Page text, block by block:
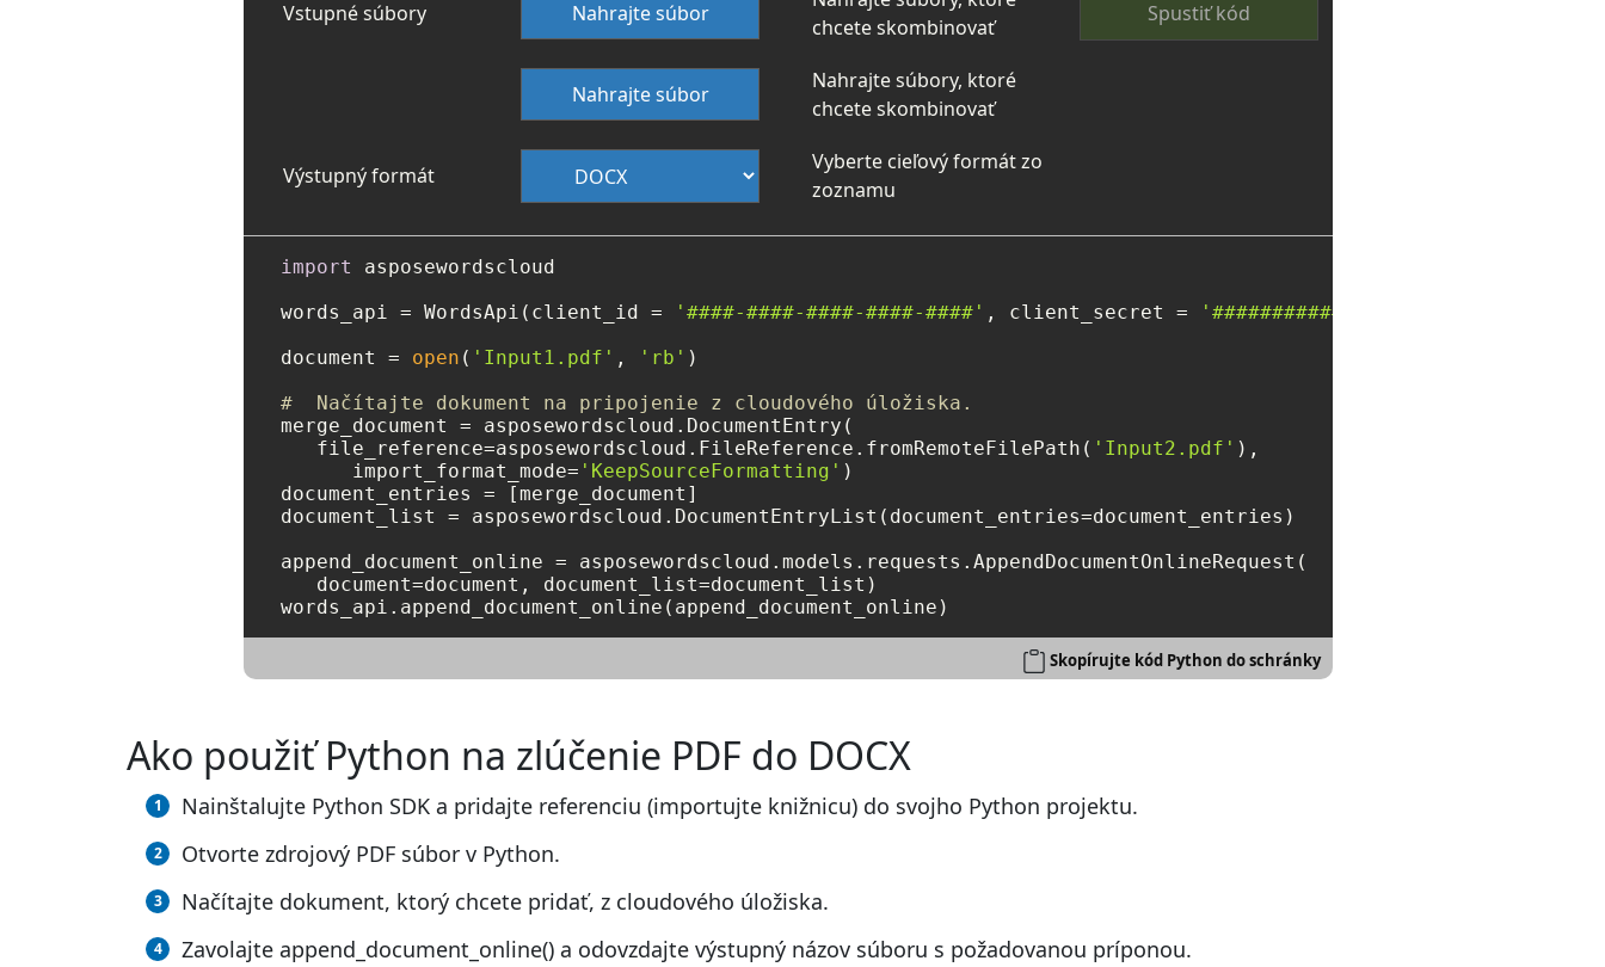
Vstupné súbory Nahrajte súbor
chcete skombinovať
Spustiť kód
Nahrajte súbor
Nahrajte súbory, ktoré
chcete skombinovať
Výstupný formát
Vyberte cieľový formát zo
zoznamu
import
asposewordscloud
words_api = WordsApi(client_id =
'####-####-####-####-####' , client_secret = '##################'
document = open ( 'Input1.pdf' , 'rb' )
#  Načítajte dokument na pripojenie z cloudového úložiska.
merge_document = asposewordscloud.DocumentEntry(
   file_reference=asposewordscloud.FileReference.fromRemoteFilePath(
'Input2.pdf' ),
      import_format_mode=
'KeepSourceFormatting' )
document_entries = [merge_document]
document_list = asposewordscloud.DocumentEntryList(document_entries=document_entries)
append_document_online = asposewordscloud.models.requests.AppendDocumentOnlineRequest(
   document=document, document_list=document_list)
Skopírujte kód Python do schránky
Ako použiť Python na zlúčenie PDF do DOCX
Nainštalujte Python SDK a pridajte referenciu (importujte knižnicu) do svojho Python projektu.
Otvorte zdrojový PDF súbor v Python.
Načítajte dokument, ktorý chcete pridať, z cloudového úložiska.
Zavolajte append_document_online() a odovzdajte výstupný názov súboru s požadovanou príponou.